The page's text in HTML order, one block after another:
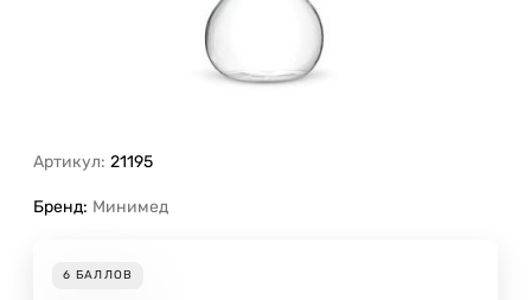
Артикул: 21195
Бренд: Минимед
6 БАЛЛОВ